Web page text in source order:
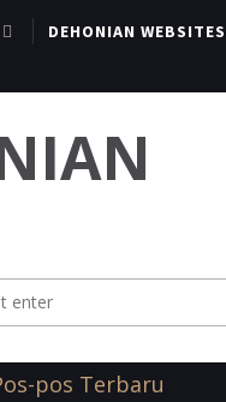
DEHONIAN WEBSITES
pos Terbaru